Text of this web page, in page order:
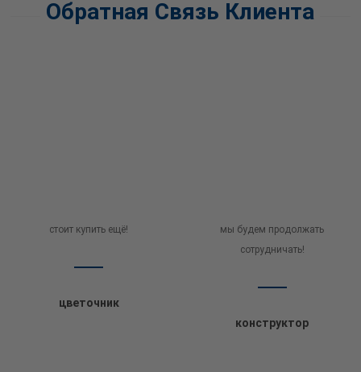
Обратная Связь Клиента
стоит купить ещё!
цветочник
мы будем продолжать
сотрудничать!
конструктор